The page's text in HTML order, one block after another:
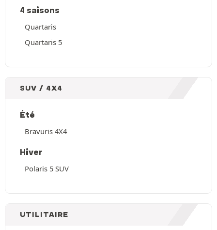
4 saisons
Quartaris
Quartaris 5
SUV / 4X4
Été
Bravuris 4X4
Hiver
Polaris 5 SUV
UTILITAIRE